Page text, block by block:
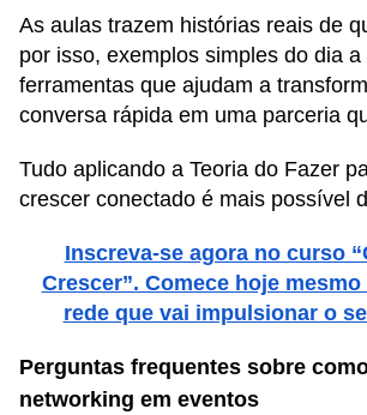
As aulas trazem histórias reais de
por isso, exemplos simples do dia a
ferramentas que ajudam a
conversa rápida em uma parceria
Tudo aplicando a Teoria do Fazer
crescer conectado é mais possível
Inscreva-se agora no curso
Crescer”. Comece hoje
rede que vai impulsionar o
Perguntas frequentes sobre
networking em eventos